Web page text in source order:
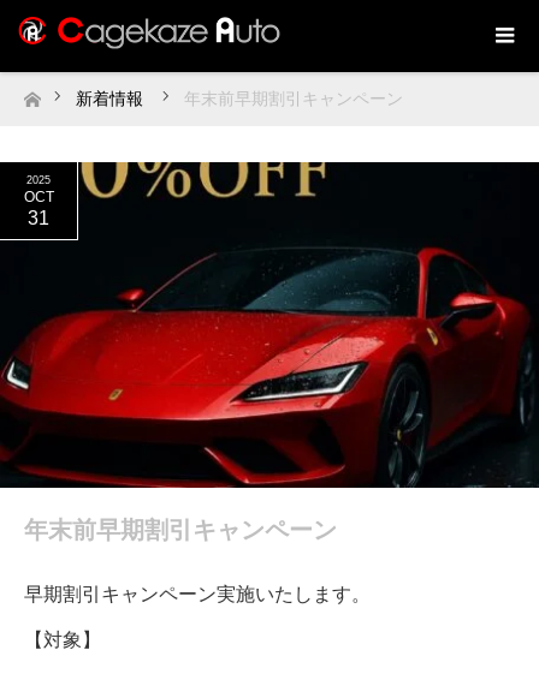
ホーム
新着情報 年末前早期割引キャンペーン
2025
OCT
31
年末前早期割引キャンペーン
早期割引キャンペーン実施いたします。
【対象】